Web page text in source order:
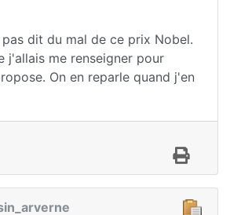
dit du mal de ce prix Nobel.
j'allais me renseigner pour
On en reparle quand j'en